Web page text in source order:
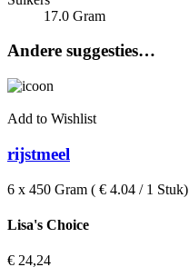
17.0 Gram
Andere suggesties…
Add to Wishlist
rijstmeel
6 x 450 Gram ( € 4.04 / 1 Stuk)
Lisa's Choice
€ 24,24